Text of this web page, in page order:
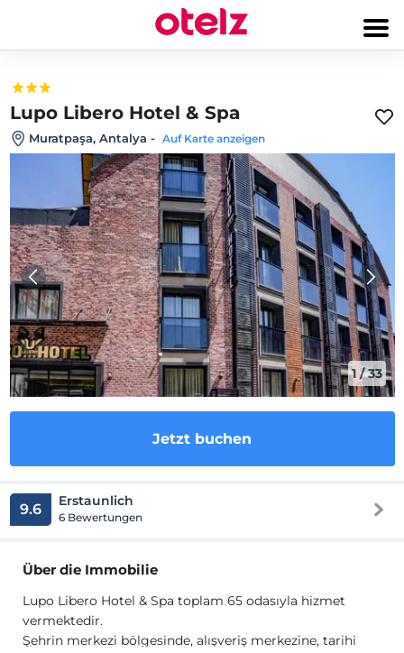
Lupo Libero Hotel & Spa
Muratpaşa, Antalya - Auf Karte anzeigen
1 /33
Jetzt buchen
9.6 Erstaunlich
6 Bewertungen
Über die Immobilie
Lupo Libero Hotel & Spa toplam 65 odasıyla hizmet
vermektedir.
Şehrin merkezi bölgesinde, alışveriş merkezine, tarihi